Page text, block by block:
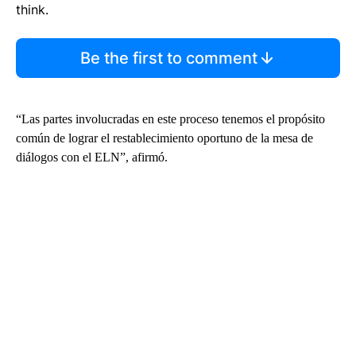
think.
Be the first to comment
“Las partes involucradas en este proceso tenemos el propósito
común de lograr el restablecimiento oportuno de la mesa de
diálogos con el ELN”, afirmó.